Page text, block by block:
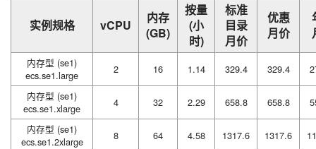
实例规格 vCPU
内存
(GB)
按量
(小
时)
标准
目录
月价
优惠
月价
内存型 (se1)
ecs.se1.large
2 16 1.14 329.4 329.4
内存型 (se1)
ecs.se1.xlarge
4 32 2.29 658.8 658.8
内存型 (se1)
ecs.se1.2xlarge
8 64 4.58 1317.6 1317.6